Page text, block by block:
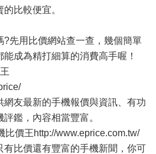
比較便宜。
?先用比價網站查一查，幾個簡單
成為精打細算的消費高手喔！
友最新的手機報價與資訊、有功
鑑，內容相當豐富。
比價王http://www.eprice.com.tw/
有比價還有豐富的手機新聞，你可